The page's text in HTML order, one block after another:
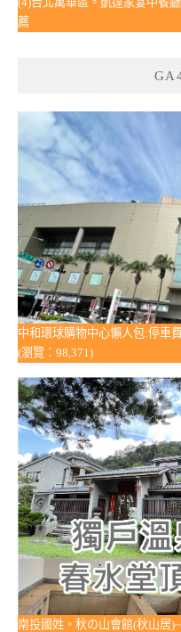
薦
中和環球購物中心懶人包:停車
(瀏覽：98,371)
南投國姓。秋の山會館(秋山居